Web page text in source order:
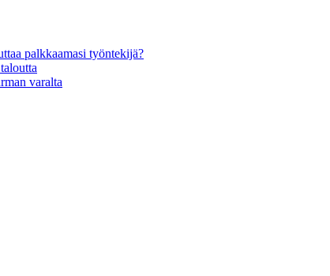
palkkaamasi työntekijä?
varalta